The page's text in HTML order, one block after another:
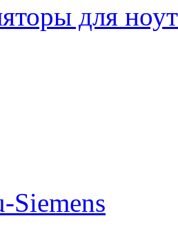
для
Siemens